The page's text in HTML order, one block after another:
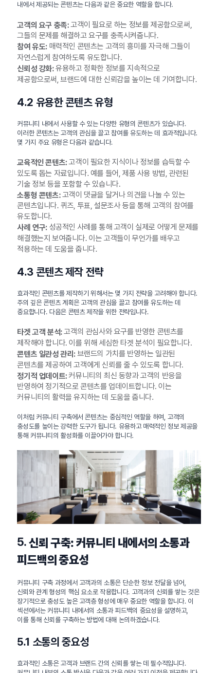
내에서 제공되는 콘텐츠는 다음과 같은 중요한 역할을 합니다.
고객의 요구 충족:고객이 필요로 하는 정보를 제공함으로써,
그들의 문제를 해결하고 요구를 충족시켜줍니다.
참여 유도:매력적인 콘텐츠는 고객의 흥미를 자극해 그들이
자연스럽게 참여하도록 유도합니다.
신뢰성 강화:유용하고 정확한 정보를 지속적으로
제공함으로써, 브랜드에 대한 신뢰감을 높이는 데 기여합니다.
4.2 유용한 콘텐츠 유형
커뮤니티 내에서 사용할 수 있는 다양한 유형의 콘텐츠가 있습니다.
이러한 콘텐츠는 고객의 관심을 끌고 참여를 유도하는 데 효과적입니다.
몇 가지 주요 유형은 다음과 같습니다.
교육적인 콘텐츠:고객이 필요한 지식이나 정보를 습득할 수
있도록 돕는 자료입니다. 예를 들어, 제품 사용 방법, 관련된
기술 정보 등을 포함할 수 있습니다.
소통형 콘텐츠:고객이 댓글을 달거나 의견을 나눌 수 있는
콘텐츠입니다. 퀴즈, 투표, 설문조사 등을 통해 고객의 참여를
유도합니다.
사례 연구:성공적인 사례를 통해 고객이 실제로 어떻게 문제를
해결했는지 보여줍니다. 이는 고객들이 무언가를 배우고
적용하는 데 도움을 줍니다.
4.3 콘텐츠 제작 전략
효과적인 콘텐츠를 제작하기 위해서는 몇 가지 전략을 고려해야 합니다.
주의 깊은 콘텐츠 계획은 고객의 관심을 끌고 참여를 유도하는 데
중요합니다. 다음은 콘텐츠 제작을 위한 전략입니다.
타겟 고객 분석:고객의 관심사와 요구를 반영한 콘텐츠를
제작해야 합니다. 이를 위해 세심한 타겟 분석이 필요합니다.
콘텐츠 일관성 관리:브랜드의 가치를 반영하는 일관된
콘텐츠를 제공하여 고객에게 신뢰를 줄 수 있도록 합니다.
정기적 업데이트:커뮤니티의 최신 동향과 고객의 반응을
반영하여 정기적으로 콘텐츠를 업데이트합니다. 이는
커뮤니티의 활력을 유지하는 데 도움을 줍니다.
이처럼 커뮤니티 구축에서 콘텐츠는 중심적인 역할을 하며, 고객의
충성도를 높이는 강력한 도구가 됩니다. 유용하고 매력적인 정보 제공을
통해 커뮤니티의 활성화를 이끌어가야 합니다.
5.신뢰 구축: 커뮤니티 내에서의 소통과
피드백의 중요성
커뮤니티 구축 과정에서 고객과의 소통은 단순한 정보 전달을 넘어,
신뢰와 관계 형성의 핵심 요소로 작용합니다. 고객과의 신뢰를 쌓는 것은
장기적으로 충성도 높은 고객층 형성에 매우 중요한 역할을 합니다. 이
섹션에서는 커뮤니티 내에서의 소통과 피드백의 중요성을 설명하고,
이를 통해 신뢰를 구축하는 방법에 대해 논의하겠습니다.
5.1 소통의 중요성
효과적인 소통은 고객과 브랜드 간의 신뢰를 쌓는 데 필수적입니다.